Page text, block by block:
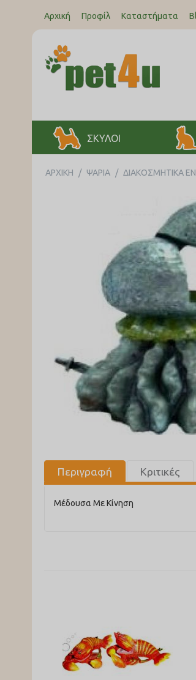
Αρχική Προφίλ Καταστήματα
ΣΚΥΛΟΙ
ΑΡΧΙΚΉ / ΨΑΡΙΑ / ΔΙΑΚΟΣΜΗΤΙΚΑ
Περιγραφή Κριτικές
Μέδουσα Με Κίνηση